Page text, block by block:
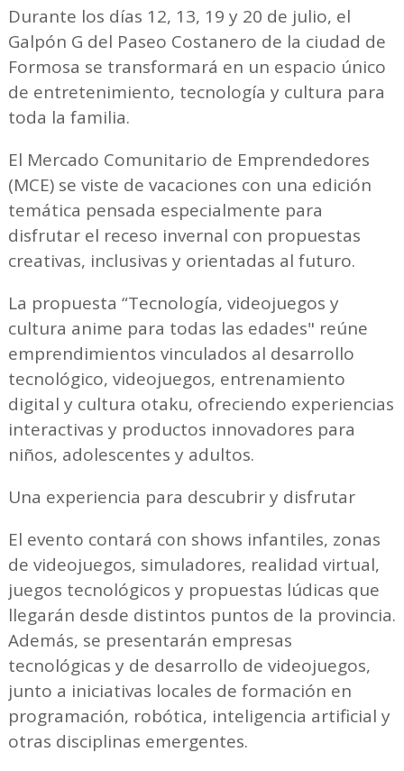
Durante los días 12, 13, 19 y 20 de julio, el
Galpón G del Paseo Costanero de la ciudad de
Formosa se transformará en un espacio único
de entretenimiento, tecnología y cultura para
toda la familia.
El Mercado Comunitario de Emprendedores
(MCE) se viste de vacaciones con una edición
temática pensada especialmente para
disfrutar el receso invernal con propuestas
creativas, inclusivas y orientadas al futuro.
La propuesta “Tecnología, videojuegos y
cultura anime para todas las edades" reúne
emprendimientos vinculados al desarrollo
tecnológico, videojuegos, entrenamiento
digital y cultura otaku, ofreciendo experiencias
interactivas y productos innovadores para
niños, adolescentes y adultos.
Una experiencia para descubrir y disfrutar
El evento contará con shows infantiles, zonas
de videojuegos, simuladores, realidad virtual,
juegos tecnológicos y propuestas lúdicas que
llegarán desde distintos puntos de la provincia.
Además, se presentarán empresas
tecnológicas y de desarrollo de videojuegos,
junto a iniciativas locales de formación en
programación, robótica, inteligencia artificial y
otras disciplinas emergentes.